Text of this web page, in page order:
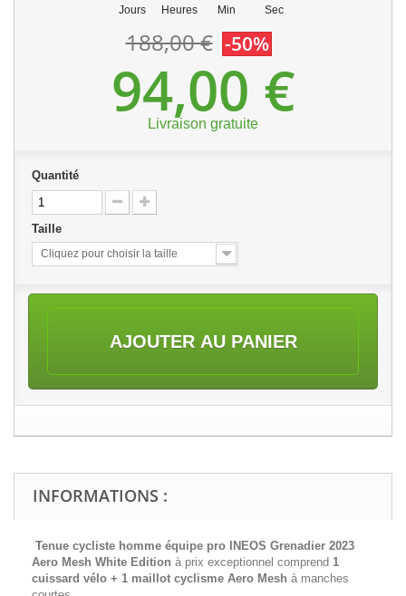
Jours Heures Min Sec
188,00 € -50%
94,00 €
Livraison gratuite
Quantité
Taille
Cliquez pour choisir la taille
AJOUTER AU PANIER
INFORMATIONS :
Tenue cycliste homme équipe pro INEOS Grenadier 2023
Aero Mesh White Edition à prix exceptionnel comprend 1
cuissard vélo + 1 maillot cyclisme Aero Mesh à manches